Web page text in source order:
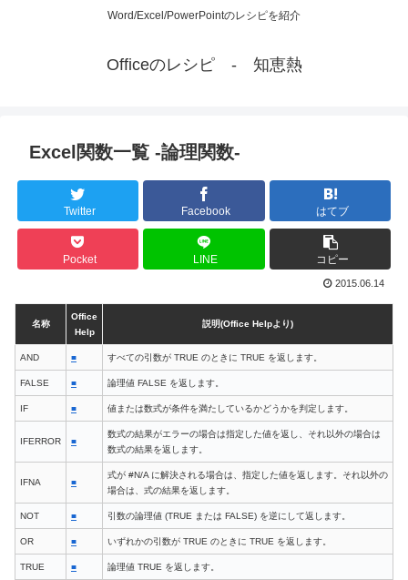
Word/Excel/PowerPointのレシピを紹介
Officeのレシピ - 知恵熱
Excel関数一覧 -論理関数-
Twitter Facebook はてブ
Pocket LINE コピー
2015.06.14
名称
Office
Help
説明(Office Helpより)
AND ■ すべての引数が TRUE のときに TRUE を返します。
FALSE ■ 論理値 FALSE を返します。
IF ■ 値または数式が条件を満たしているかどうかを判定します。
IFERROR ■
数式の結果がエラーの場合は指定した値を返し、それ以外の場合は
数式の結果を返します。
IFNA ■
式が #N/A に解決される場合は、指定した値を返します。それ以外の
場合は、式の結果を返します。
NOT ■ 引数の論理値 (TRUE または FALSE) を逆にして返します。
OR ■ いずれかの引数が TRUE のときに TRUE を返します。
TRUE ■ 論理値 TRUE を返します。